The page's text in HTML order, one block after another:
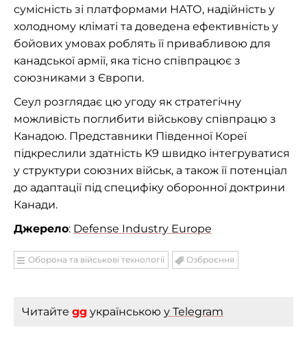
сумісність зі платформами НАТО, надійність у
холодному кліматі та доведена ефективність у
бойових умовах роблять її привабливою для
канадської армії, яка тісно співпрацює з
союзниками з Європи.
Сеул розглядає цю угоду як стратегічну
можливість поглибити військову співпрацю з
Канадою. Представники Південної Кореї
підкреслили здатність K9 швидко інтегруватися
у структури союзних військ, а також її потенціал
до адаптації під специфіку оборонної доктрини
Канади.
Джерело: Defense Industry Europe
Оборона та військові технології Озброєння
Читайте gg українською у Telegram